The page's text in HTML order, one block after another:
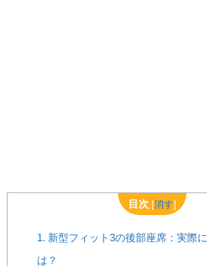
目次 [消す]
1. 新型フィット3の後部座席：実際
は？